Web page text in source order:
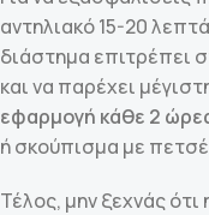
αντηλιακό 15-20
διάστημα επιτρέπει
και να παρέχει
εφαρμογή κάθε 2
ή σκούπισμα με
Τέλος, μην ξεχνάς ότι